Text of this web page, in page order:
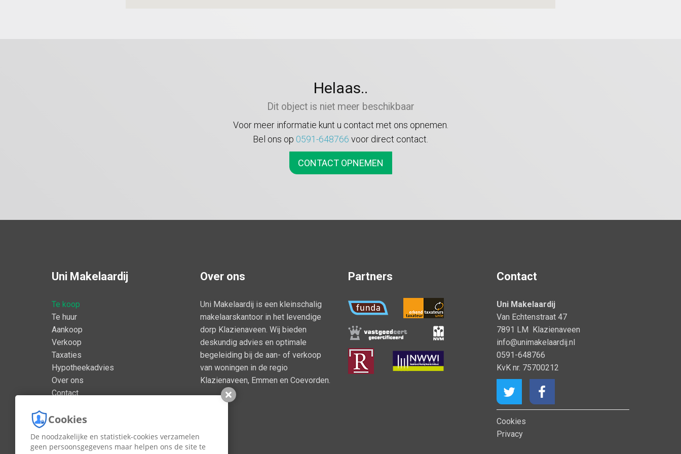
Helaas..
Dit object is niet meer beschikbaar
Voor meer informatie kunt u contact met ons opnemen.
Bel ons op 0591-648766 voor direct contact.
CONTACT OPNEMEN
Uni Makelaardij
Te koop
Te huur
Aankoop
Verkoop
Taxaties
Hypotheekadvies
Over ons
Contact
Over ons
Uni Makelaardij is een kleinschalig
makelaarskantoor in het levendige
dorp Klazienaveen. Wij bieden
deskundig advies en optimale
begeleiding bij de aan- of verkoop
van woningen in de regio
Klazienaveen, Emmen en Coevorden.
Partners Contact
Uni Makelaardij
Van Echtenstraat 47
7891 LM Klazienaveen
info@unimakelaardij.nl
0591-648766
KvK nr. 75700212
Cookies
Privacy
Cookies
De noodzakelijke en statistiek-cookies verzamelen
geen persoonsgegevens maar helpen ons de site te
Sluiten